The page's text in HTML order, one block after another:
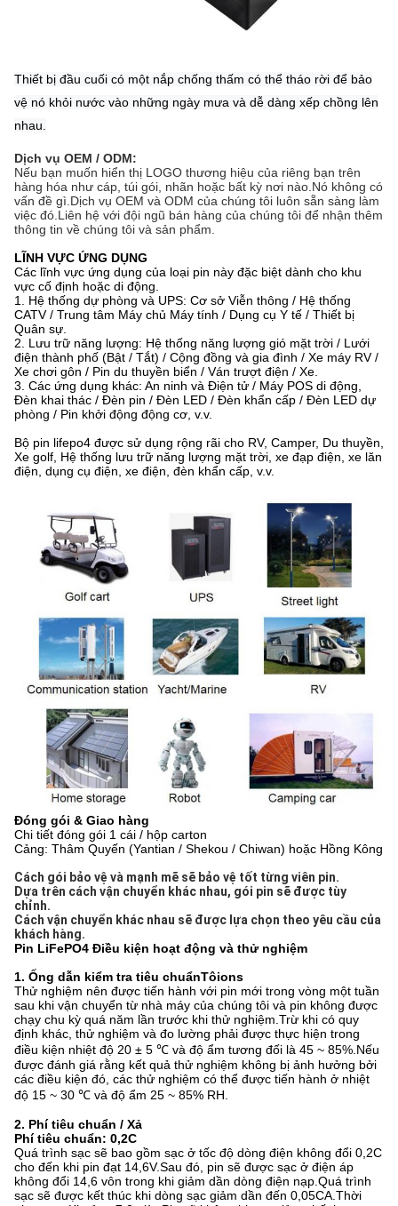
Thiết bị đầu cuối có một nắp chống thấm có thể tháo rời để bảo
vệ nó khỏi nước vào những ngày mưa và dễ dàng xếp chồng lên
nhau.
Dịch vụ OEM / ODM:
Nếu bạn muốn hiển thị LOGO thương hiệu của riêng bạn trên
hàng hóa như cáp, túi gói, nhãn hoặc bất kỳ nơi nào.Nó không có
vấn đề gì.Dịch vụ OEM và ODM của chúng tôi luôn sẵn sàng làm
việc đó.Liên hệ với đội ngũ bán hàng của chúng tôi để nhận thêm
thông tin về chúng tôi và sản phẩm.
LĨNH VỰC ỨNG DỤNG
Các lĩnh vực ứng dụng của loại pin này đặc biệt dành cho khu
vực cố định hoặc di động.
1. Hệ thống dự phòng và UPS: Cơ sở Viễn thông / Hệ thống
CATV / Trung tâm Máy chủ Máy tính / Dụng cụ Y tế / Thiết bị
Quân sự.
2. Lưu trữ năng lượng: Hệ thống năng lượng gió mặt trời / Lưới
điện thành phố (Bật / Tắt) / Cộng đồng và gia đình / Xe máy RV /
Xe chơi gôn / Pin du thuyền biển / Ván trượt điện / Xe.
3. Các ứng dụng khác: An ninh và Điện tử / Máy POS di động,
Đèn khai thác / Đèn pin / Đèn LED / Đèn khẩn cấp / Đèn LED dự
phòng / Pin khởi động động cơ, v.v.
Bộ pin lifepo4 được sử dụng rộng rãi cho RV, Camper, Du thuyền,
Xe golf, Hệ thống lưu trữ năng lượng mặt trời, xe đạp điện, xe lăn
điện, dụng cụ điện, xe điện, đèn khẩn cấp, v.v.
Đóng gói & Giao hàng
Chi tiết đóng gói 1 cái / hộp carton
Cảng: Thâm Quyến (Yantian / Shekou / Chiwan) hoặc Hồng Kông
Cách gói bảo vệ và mạnh mẽ sẽ bảo vệ tốt từng viên pin.
Dựa trên cách vận chuyển khác nhau, gói pin sẽ được tùy
chỉnh.
Cách vận chuyển khác nhau sẽ được lựa chọn theo yêu cầu của
khách hàng.
Pin LiFePO4 Điều kiện hoạt động và thử nghiệm
1. Ống dẫn kiểm tra tiêu chuẩnTôions
Thử nghiệm nên được tiến hành với pin mới trong vòng một tuần
sau khi vận chuyển từ nhà máy của chúng tôi và pin không được
chạy chu kỳ quá năm lần trước khi thử nghiệm.Trừ khi có quy
định khác, thử nghiệm và đo lường phải được thực hiện trong
điều kiện nhiệt độ 20 ± 5 ℃ và độ ẩm tương đối là 45 ~ 85%.Nếu
được đánh giá rằng kết quả thử nghiệm không bị ảnh hưởng bởi
các điều kiện đó, các thử nghiệm có thể được tiến hành ở nhiệt
độ 15 ~ 30 ℃ và độ ẩm 25 ~ 85% RH.
2. Phí tiêu chuẩn / Xả
Phí tiêu chuẩn: 0,2C
Quá trình sạc sẽ bao gồm sạc ở tốc độ dòng điện không đổi 0,2C
cho đến khi pin đạt 14,6V.Sau đó, pin sẽ được sạc ở điện áp
không đổi 14,6 vôn trong khi giảm dần dòng điện nạp.Quá trình
sạc sẽ được kết thúc khi dòng sạc giảm dần đến 0,05CA.Thời